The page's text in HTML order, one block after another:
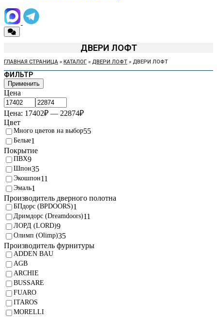
ДВЕРИ ЛОФТ
ГЛАВНАЯ СТРАНИЦА » КАТАЛОГ » ДВЕРИ ЛОФТ » ДВЕРИ ЛОФТ
ФИЛЬТР
Применить
Цена
Цена: 17402₽ — 22874₽
Цвет
Много цветов на выбор55
Белые1
Покрытие
ПВХ9
Шпон35
Экошпон11
Эмаль1
Производитель дверного полотна
БПдорс (BPDOORS)1
Дримдорс (Dreamdoors)11
ЛОРД (LORD)9
Олимп (Olimp)35
Производитель фурнитуры
ADDEN BAU
AGB
ARCHIE
BUSSARE
FUARO
ITAROS
MORELLI